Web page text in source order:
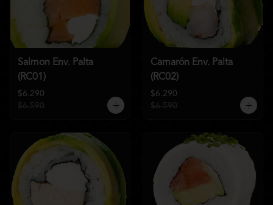
Salmon Env. Palta
(RC01)
$6.290
$6.590
Camarón Env. Palta
(RC02)
$6.290
$6.590